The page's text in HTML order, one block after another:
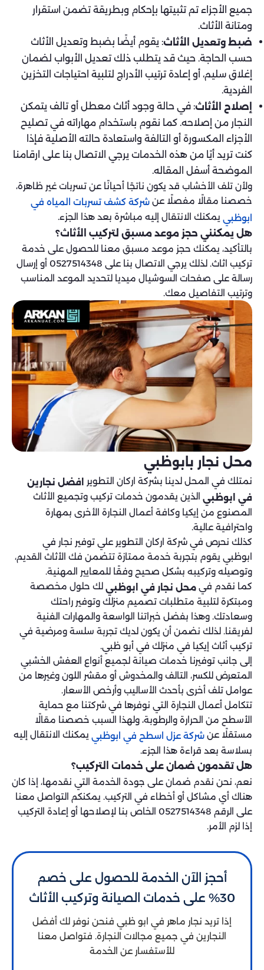
جميع الأجزاء تم تثبيتها بإحكام وبطريقة تضمن استقرار
ومتانة الأثاث.
ضبط وتعديل الأثاث: يقوم أيضًا بضبط وتعديل الأثاث
حسب الحاجة. حيث قد يتطلب ذلك تعديل الأبواب لضمان
إغلاق سليم، أو إعادة ترتيب الأدراج لتلبية احتياجات التخزين
الفردية.
إصلاح الأثاث: في حالة وجود أثاث معطل أو تالف يتمكن
النجار من إصلاحه. كما نقوم باستخدام مهاراته في تصليح
الأجزاء المكسورة أو التالفة واستعادة حالته الأصلية فإذا
كنت تريد أيًا من هذه الخدمات يرجي الاتصال بنا على ارقامنا
الموضحة أسفل المقاله.
ولأن تلف الأخشاب قد يكون ناتجًا أحيانًا عن تسربات غير ظاهرة،
خصصنا مقالًا مفصلًا عن شركة كشف تسربات المياه في
ابوظبي يمكنك الانتقال إليه مباشرة بعد هذا الجزء.
هل يمكنني حجز موعد مسبق لتركيب الأثاث؟
بالتأكيد، يمكنك حجز موعد مسبق معنا للحصول على خدمة
تركيب اثاث. لذلك يرجي الاتصال بنا على 0527514348 أو إرسال
رسالة على صفحات السوشيال ميديا لتحديد الموعد المناسب
وترتيب التفاصيل معك.
محل نجار بابوظبي
نمتلك في المحل لدينا بشركة اركان التطوير افضل نجارين
في ابوظبي الذين يقدمون خدمات تركيب وتجميع الأثاث
المصنوع من إيكيا وكافة أعمال النجارة الأخرى بمهارة
واحترافية عالية.
كذلك نحرص في شركة اركان التطوير علي توفير نجار في
ابوظبي يقوم بتجربة خدمة ممتازة تتضمن فك الأثاث القديم،
وتوصيله وتركيبه بشكل صحيح وفقًا للمعايير المهنية.
كما نقدم في محل نجار في ابوظبي لك حلول مخصصة
ومبتكرة لتلبية متطلبات تصميم منزلك وتوفير راحتك
وسعادتك. وهذا بفضل خبراتنا الواسعة والمهارات الفنية
لفريقنا. لذلك نضمن أن يكون لديك تجربة سلسة ومرضية في
تركيب أثاث إيكيا في منزلك في أبو ظبي.
إلى جانب توفيرنا خدمات صيانة لجميع أنواع العفش الخشبي
المتعرض للكسر، التالف والمخدوش أو مقشر اللون وغيرها من
عوامل تلف أخرى بأحدث الأساليب وأرخص الأسعار.
تتكامل أعمال النجارة التي نوفرها في شركتنا مع حماية
الأسطح من الحرارة والرطوبة، ولهذا السبب خصصنا مقالًا
مستقلًا عن شركة عزل اسطح في ابوظبي يمكنك الانتقال إليه
بسلاسة بعد قراءة هذا الجزء.
هل تقدمون ضمان على خدمات التركيب؟
نعم، نحن نقدم ضمان على جودة الخدمة التي نقدمها، إذا كان
هناك أي مشاكل أو أخطاء في التركيب. يمكنكم التواصل معنا
على الرقم 0527514348 الخاص بنا لإصلاحها أو إعادة التركيب
إذا لزم الأمر.
أحجز الآن الخدمة للحصول على خصم
30% على خدمات الصيانة وتركيب الأثاث
إذا تريد نجار ماهر في ابو ظبي فنحن نوفر لك أفضل
النجارين في جميع مجالات النجارة. فتواصل معنا
للأستفسار عن الخدمة